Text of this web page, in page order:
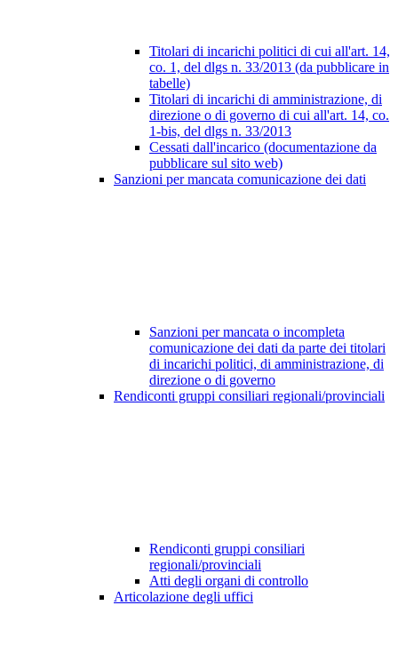
Titolari di incarichi politici di cui all'art. 14,
co. 1, del dlgs n. 33/2013 (da pubblicare in
tabelle)
Titolari di incarichi di amministrazione, di
direzione o di governo di cui all'art. 14, co.
1-bis, del dlgs n. 33/2013
Cessati dall'incarico (documentazione da
pubblicare sul sito web)
Sanzioni per mancata comunicazione dei dati
Sanzioni per mancata o incompleta
comunicazione dei dati da parte dei titolari
di incarichi politici, di amministrazione, di
direzione o di governo
Rendiconti gruppi consiliari regionali/provinciali
Rendiconti gruppi consiliari
regionali/provinciali
Atti degli organi di controllo
Articolazione degli uffici